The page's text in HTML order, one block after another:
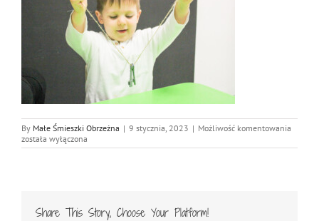
By Małe Śmieszki Obrzeżna | 9 stycznia, 2023 | Możliwość komentowania
została wyłączona
Share This Story, Choose Your Platform!